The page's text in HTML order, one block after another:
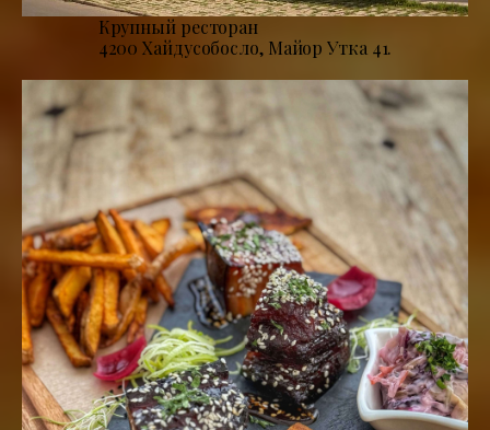
Крупный ресторан
4200 Хайдусобосло, Майор Утка 41.